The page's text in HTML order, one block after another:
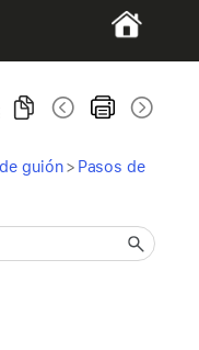
guión > Pasos de